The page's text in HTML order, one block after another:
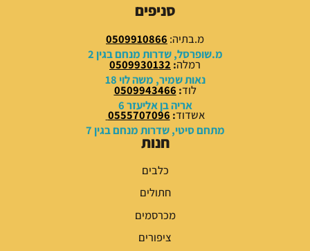
.
0
0
₪
.
0
0
₪
.
סניפים
מ.בתיה: 0509910866
מ.שופרסל, שדרות מנחם בגין 2
רמלה:
0509930132
נאות שמיר, משה לוי 18
לוד:
0509943466
אריה בן אליעזר 6
אשדוד:
0555707096
מתחם סיטי, שדרות מנחם בגין 7
חנות
כלבים
חתולים
מכרסמים
ציפורים